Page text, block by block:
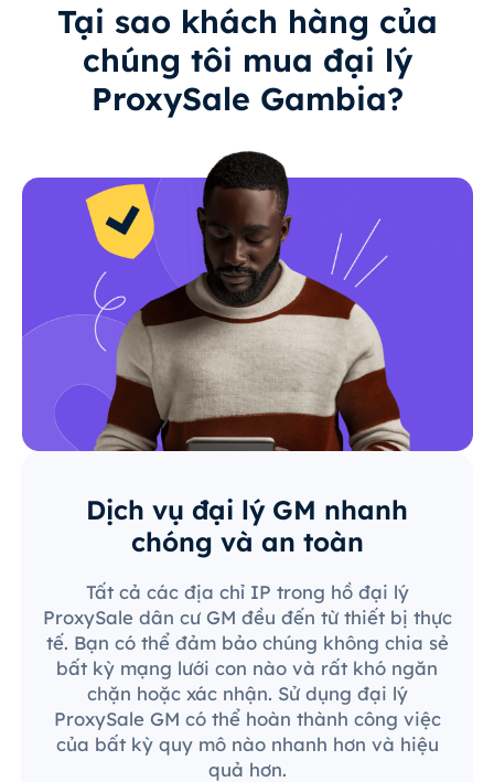
Tại sao khách hàng của
chúng tôi mua đại lý
ProxySale Gambia?
Dịch vụ đại lý GM nhanh
chóng và an toàn
Tất cả các địa chỉ IP trong hồ đại lý
ProxySale dân cư GM đều đến từ thiết bị thực
tế. Bạn có thể đảm bảo chúng không chia sẻ
bất kỳ mạng lưới con nào và rất khó ngăn
chặn hoặc xác nhận. Sử dụng đại lý
ProxySale GM có thể hoàn thành công việc
của bất kỳ quy mô nào nhanh hơn và hiệu
quả hơn.